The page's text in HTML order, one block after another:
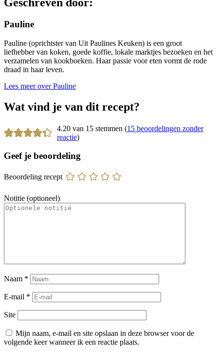
Pauline
Pauline (oprichtster van Uit Paulines Keuken) is een groot
liefhebber van koken, goede koffie, lokale marktjes bezoeken en het
verzamelen van kookboeken. Haar passie voor eten vormt de rode
draad in haar leven.
Lees meer over Pauline
Wat vind je van dit recept?
4.20 van 15 stemmen (15 beoordelingen zonder
reactie)
Geef je beoordeling
Beoordeling recept
Notitie (optioneel)
Naam *
E-mail *
Site
Mijn naam, e-mail en site opslaan in deze browser voor de
volgende keer wanneer ik een reactie plaats.